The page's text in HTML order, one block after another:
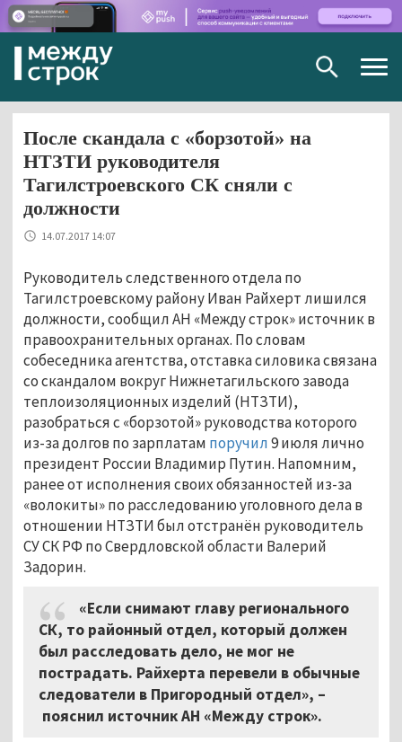
После скандала с «борзотой» на
НТЗТИ руководителя
Тагилстроевского СК сняли с
должности
14.07.2017 14:07
Руководитель следственного отдела по
Тагилстроевскому району Иван Райхерт лишился
должности, сообщил АН «Между строк» источник в
правоохранительных органах. По словам
собеседника агентства, отставка силовика связана
со скандалом вокруг Нижнетагильского завода
теплоизоляционных изделий (НТЗТИ),
разобраться с «борзотой» руководства которого
из-за долгов по зарплатам поручил9 июля лично
президент России Владимир Путин. Напомним,
ранее от исполнения своих обязанностей из-за
«волокиты» по расследованию уголовного дела в
отношении НТЗТИ был отстранён руководитель
СУ СК РФ по Свердловской области Валерий
Задорин.
«Если снимают главу регионального
СК, то районный отдел, который должен
был расследовать дело, не мог не
пострадать. Райхерта перевели в обычные
следователи в Пригородный отдел», –
пояснил источник АН «Между строк».